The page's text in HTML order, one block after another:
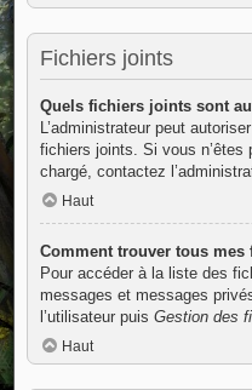
Fichiers joints
Quels fichiers joints sont
L’administrateur peut
fichiers joints. Si vous
chargé, contactez
Haut
Comment trouver tous
Pour accéder à la liste des
messages et messages
l’utilisateur puis Gestion des
Haut